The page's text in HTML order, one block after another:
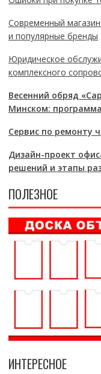
Современный
и популярные бренды
Юридическое
комплексного
Весенний обряд
Минском: программа
Сервис по ремонту
Дизайн-проект
решений и этапы
ПОЛЕЗНОЕ
ИНТЕРЕСНОЕ